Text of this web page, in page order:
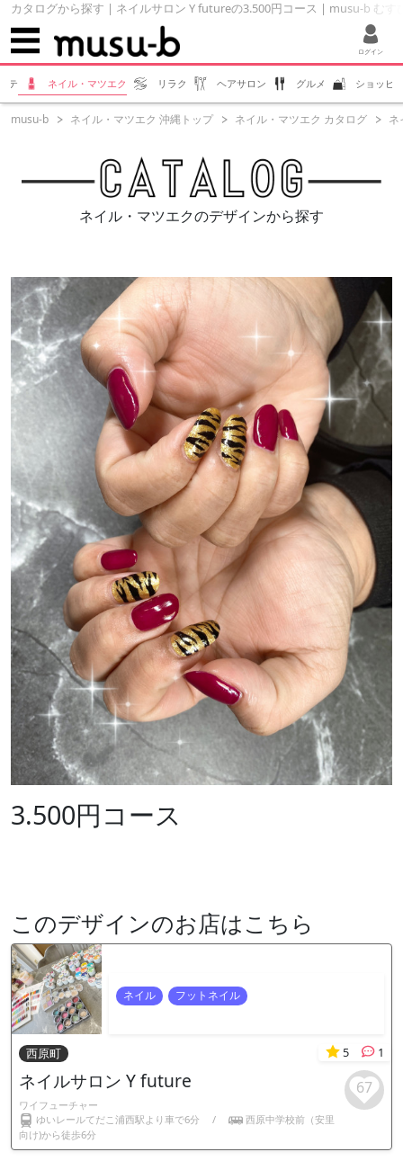
カタログから探す | ネイルサロン Y futureの3.500円コース | musu-b むす
ログイン
テ ネイル・マツエク リラク ヘアサロン グルメ ショッピ
musu-b ネイル・マツエク 沖縄トップ ネイル・マツエク カタログ ネ
ネイル・マツエクのデザインから探す
3.500円コース
このデザインのお店はこちら
ネイル フットネイル
西原町 5 1
ネイルサロン Y future
ワイフューチャー
ゆいレールてだこ浦西駅より車で6分
/
西原中学校前（安里
向け)から徒歩6分
67